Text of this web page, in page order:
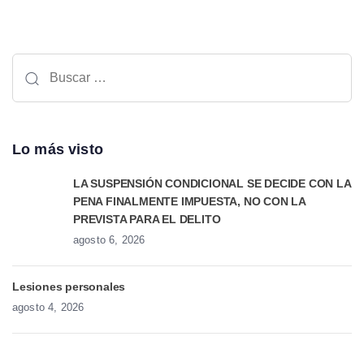
Lo más visto
LA SUSPENSIÓN CONDICIONAL SE DECIDE CON LA
PENA FINALMENTE IMPUESTA, NO CON LA
PREVISTA PARA EL DELITO
agosto 6, 2026
Lesiones personales
agosto 4, 2026